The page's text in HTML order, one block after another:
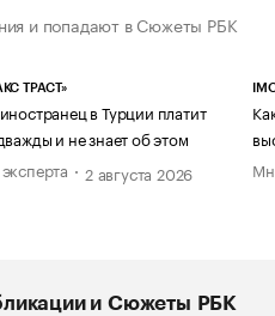
и попадают в Сюжеты РБК
ТРАСТ»
в Турции платит
и не знает об этом
2 августа 2026
и Сюжеты РБК